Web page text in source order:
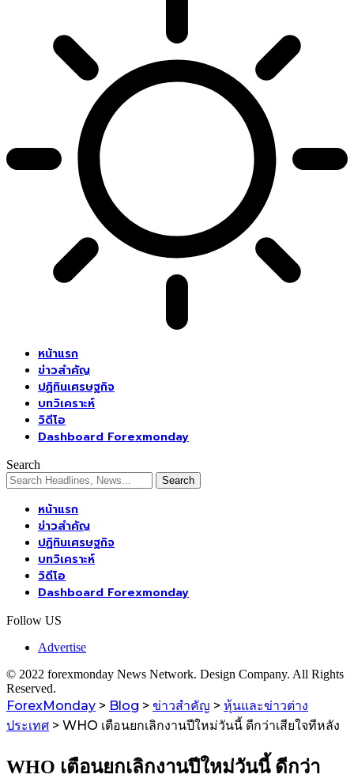
หน้าแรก
ข่าวสำคัญ
ปฏิทินเศรษฐกิจ
บทวิเคราะห์
วิดีโอ
Dashboard Forexmonday
Search
หน้าแรก
ข่าวสำคัญ
ปฏิทินเศรษฐกิจ
บทวิเคราะห์
วิดีโอ
Dashboard Forexmonday
Follow US
Advertise
© 2022 forexmonday News Network. Design Company. All Rights
Reserved.
ForexMonday > Blog > ข่าวสำคัญ > หุ้นและข่าวต่าง
ประเทศ > WHO เตือนยกเลิกงานปีใหม่วันนี้ ดีกว่าเสียใจทีหลัง
WHO เตือนยกเลิกงานปีใหม่วันนี้ ดีกว่า